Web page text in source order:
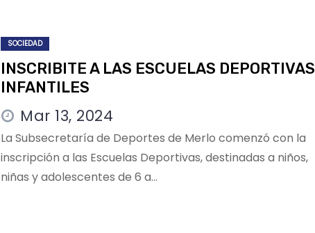
SOCIEDAD
INSCRIBITE A LAS ESCUELAS DEPORTIVAS
INFANTILES
Mar 13, 2024
La Subsecretaría de Deportes de Merlo comenzó con la
inscripción a las Escuelas Deportivas, destinadas a niños,
niñas y adolescentes de 6 a…